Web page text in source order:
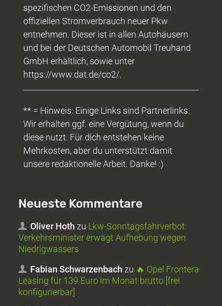
spezifischen CO2-Emissionen und den
offiziellen Stromverbrauch neuer Pkw
entnehmen. Dieser ist in allen Autohäusern
und bei der Deutschen Automobil Treuhand
GmbH erhältlich, sowie unter
https://www.dat.de/co2/.
** = Hinweis: Einige Links sind Partnerlinks.
Wir erhalten ggf. eine Vergütung, wenn du
diese nutzt. Für dich entstehen keine
Mehrkosten, aber du unterstützt damit
unsere redaktionelle Arbeit. Danke! :)
Neueste Kommentare
Oliver Hoth zu Lkw-Sonntagsfahrverbot:
Verkehrsminister erwägt Aufhebung wegen
Niedrigwassers
Fabian Schwarzenbach zu 🔥 Opel Frontera
Leasing für 139 Euro im Monat brutto [frei
konfigurierbar]